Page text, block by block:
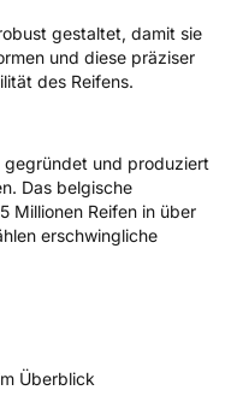
Symbol
gestaltet, damit sie
und diese präziser
des Reifens.
gegründet und produziert
Das belgische
Millionen Reifen in über
erschwingliche
Überblick